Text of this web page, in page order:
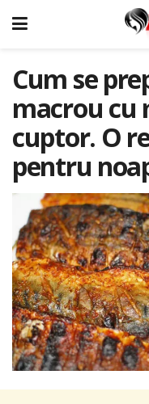
Cum se
macrou cu
cuptor. O
pentru